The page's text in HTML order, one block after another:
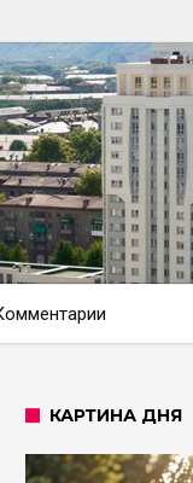
КАРТИНА ДНЯ